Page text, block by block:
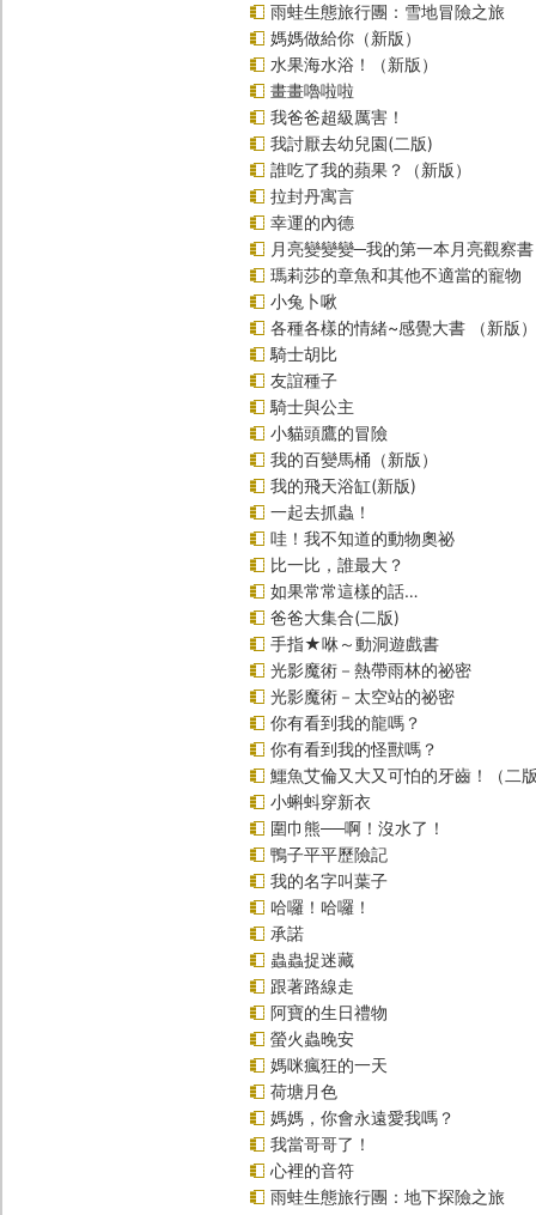
雨蛙生態旅行團：雪地冒險之旅
媽媽做給你（新版）
水果海水浴！（新版）
畫畫嚕啦啦
我爸爸超級厲害！
我討厭去幼兒園(二版)
誰吃了我的蘋果？（新版）
拉封丹寓言
幸運的內德
月亮變變變─我的第一本月亮觀察書
瑪莉莎的章魚和其他不適當的寵物
小兔卜啾
各種各樣的情緒~感覺大書 （新版）
騎士胡比
友誼種子
騎士與公主
小貓頭鷹的冒險
我的百變馬桶（新版）
我的飛天浴缸(新版)
一起去抓蟲！
哇！我不知道的動物奧祕
比一比，誰最大？
如果常常這樣的話…
爸爸大集合(二版)
手指★咻～動洞遊戲書
光影魔術－熱帶雨林的祕密
光影魔術－太空站的祕密
你有看到我的龍嗎？
你有看到我的怪獸嗎？
鱷魚艾倫又大又可怕的牙齒！（二
小蝌蚪穿新衣
圍巾熊──啊！沒水了！
鴨子平平歷險記
我的名字叫葉子
哈囉！哈囉！
承諾
蟲蟲捉迷藏
跟著路線走
阿寶的生日禮物
螢火蟲晚安
媽咪瘋狂的一天
荷塘月色
媽媽，你會永遠愛我嗎？
我當哥哥了！
心裡的音符
雨蛙生態旅行團：地下探險之旅